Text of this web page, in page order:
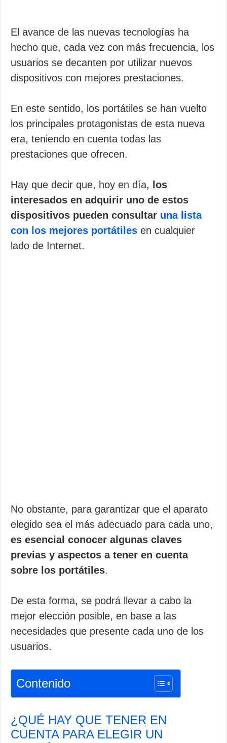
El avance de las nuevas tecnologías ha
hecho que, cada vez con más frecuencia, los
usuarios se decanten por utilizar nuevos
dispositivos con mejores prestaciones.
En este sentido, los portátiles se han vuelto
los principales protagonistas de esta nueva
era, teniendo en cuenta todas las
prestaciones que ofrecen.
Hay que decir que, hoy en día,
los
interesados en adquirir uno de estos
dispositivos pueden consultar una lista
con los mejores portátiles en cualquier
lado de Internet.
No obstante, para garantizar que el aparato
elegido sea el más adecuado para cada uno,
es esencial conocer algunas claves
previas y aspectos a tener en cuenta
sobre los portátiles.
De esta forma, se podrá llevar a cabo la
mejor elección posible, en base a las
necesidades que presente cada uno de los
usuarios.
Contenido
¿QUÉ HAY QUE TENER EN
CUENTA PARA ELEGIR UN